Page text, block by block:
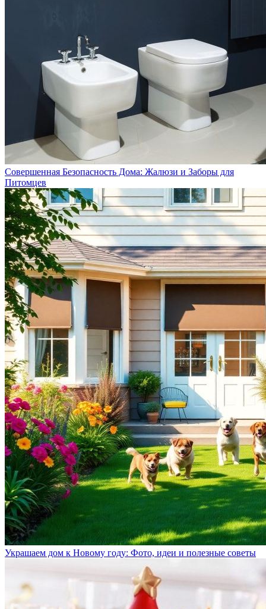
Совершенная Безопасность Дома: Жалюзи и Заборы для
Питомцев
Украшаем дом к Новому году: Фото, идеи и полезные советы